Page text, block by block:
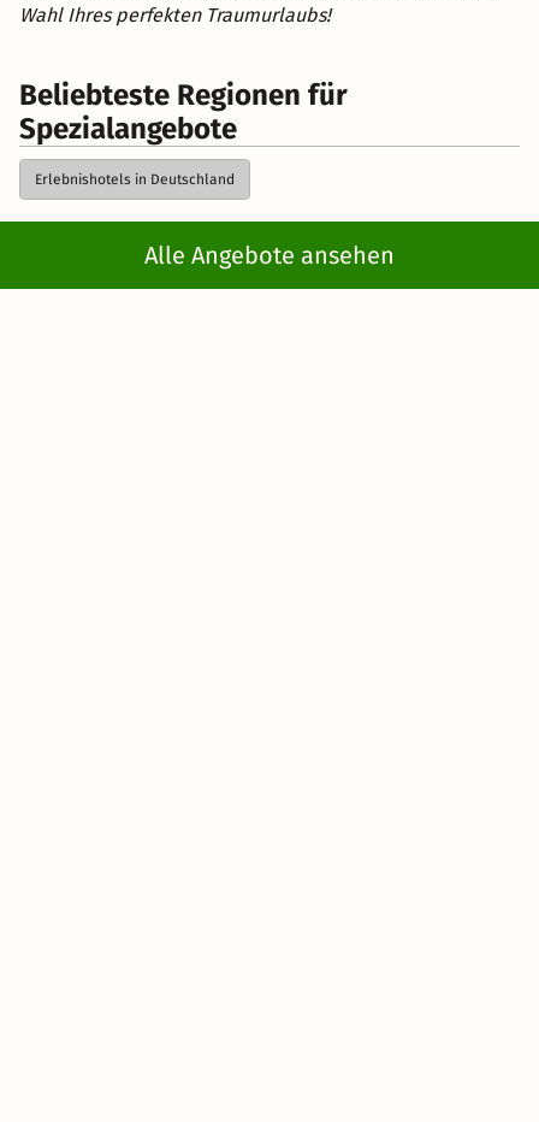
Alle Angebote ansehen
Wahl Ihres perfekten Traumurlaubs!
Beliebteste Regionen für
Spezialangebote
Erlebnishotels in Deutschland